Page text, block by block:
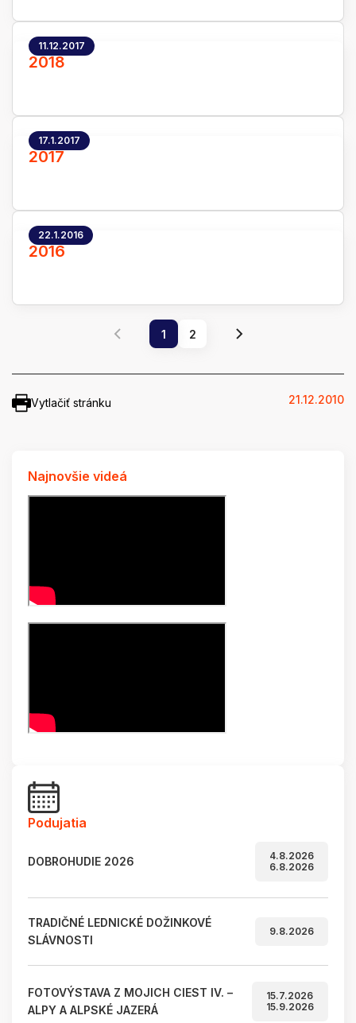
11.12.2017
2018
17.1.2017
2017
22.1.2016
2016
1 2
Vytlačiť stránku 21.12.2010
Najnovšie videá
Podujatia
DOBROHUDIE 2026
4.8.2026
6.8.2026
TRADIČNÉ LEDNICKÉ DOŽINKOVÉ
SLÁVNOSTI
9.8.2026
FOTOVÝSTAVA Z MOJICH CIEST IV. –
ALPY A ALPSKÉ JAZERÁ
15.7.2026
15.9.2026